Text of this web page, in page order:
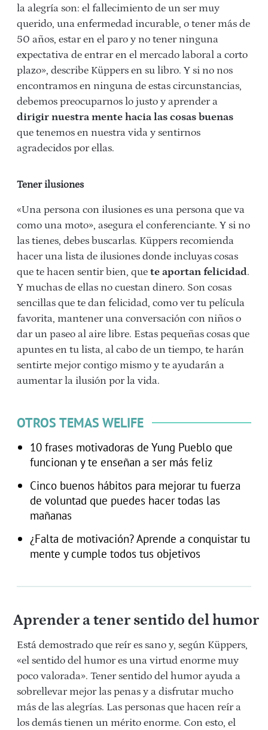
la alegría son: el fallecimiento de un ser muy
querido, una enfermedad incurable, o tener más de
50 años, estar en el paro y no tener ninguna
expectativa de entrar en el mercado laboral a corto
plazo», describe Küppers en su libro. Y si no nos
encontramos en ninguna de estas circunstancias,
debemos preocuparnos lo justo y aprender a
dirigir nuestra mente hacia las cosas buenas
que tenemos en nuestra vida y sentirnos
agradecidos por ellas.
Tener ilusiones
«Una persona con ilusiones es una persona que va
como una moto», asegura el conferenciante. Y si no
las tienes, debes buscarlas. Küppers recomienda
hacer una lista de ilusiones donde incluyas cosas
que te hacen sentir bien, que te aportan felicidad.
Y muchas de ellas no cuestan dinero. Son cosas
sencillas que te dan felicidad, como ver tu película
favorita, mantener una conversación con niños o
dar un paseo al aire libre. Estas pequeñas cosas que
apuntes en tu lista, al cabo de un tiempo, te harán
sentirte mejor contigo mismo y te ayudarán a
aumentar la ilusión por la vida.
OTROS TEMAS WELIFE
10 frases motivadoras de Yung Pueblo que
funcionan y te enseñan a ser más feliz
Cinco buenos hábitos para mejorar tu fuerza
de voluntad que puedes hacer todas las
mañanas
¿Falta de motivación? Aprende a conquistar tu
mente y cumple todos tus objetivos
Aprender a tener sentido del humor
Está demostrado que reír es sano y, según Küppers,
«el sentido del humor es una virtud enorme muy
poco valorada». Tener sentido del humor ayuda a
sobrellevar mejor las penas y a disfrutar mucho
más de las alegrías. Las personas que hacen reír a
los demás tienen un mérito enorme. Con esto, el